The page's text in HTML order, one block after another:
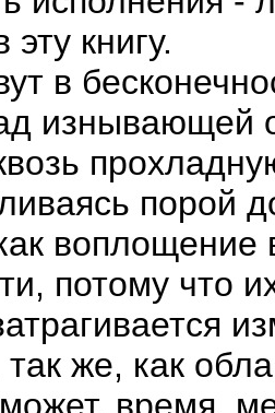
книгу.
в
изнывающей
порой
потому что
же, как